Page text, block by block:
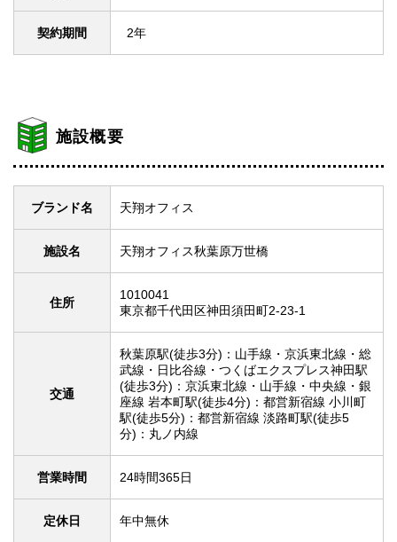
契約期間 2年
施設概要
ブランド名 天翔オフィス
施設名 天翔オフィス秋葉原万世橋
住所
1010041
東京都千代田区神田須田町2-23-1
交通
秋葉原駅(徒歩3分)：山手線・京浜東北線・総
武線・日比谷線・つくばエクスプレス神田駅
(徒歩3分)：京浜東北線・山手線・中央線・銀
座線 岩本町駅(徒歩4分)：都営新宿線 小川町
駅(徒歩5分)：都営新宿線 淡路町駅(徒歩5
分)：丸ノ内線
営業時間 24時間365日
定休日 年中無休